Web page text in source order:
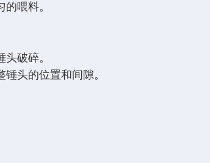
的喂料。
头破碎。
锤头的位置和间隙。